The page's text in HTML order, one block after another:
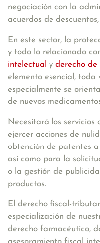
negociación con la
acuerdos de
En este sector, la
y todo lo relacionado
intelectual y derecho de
elemento esencial, toda
especialmente se
de nuevos
Necesitará los servicios
ejercer acciones de
obtención de patentes
así como para la
o la gestión de
productos.
El derecho fiscal-
especialización de
derecho farmacéutico,
asesoramiento fiscal